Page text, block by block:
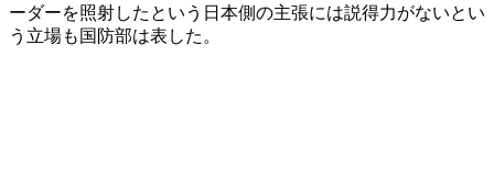
ーダーを照射したという日本側の主張には説得力がないとい
う立場も国防部は表した。